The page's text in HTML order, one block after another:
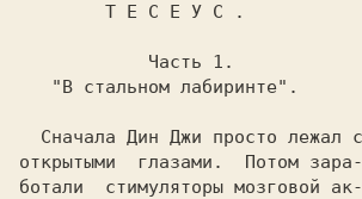
        Т Е С Е У С .
   "В стальном лабиринте".
открытыми  глазами.  Потом зара-
ботали  стимуляторы мозговой ак-